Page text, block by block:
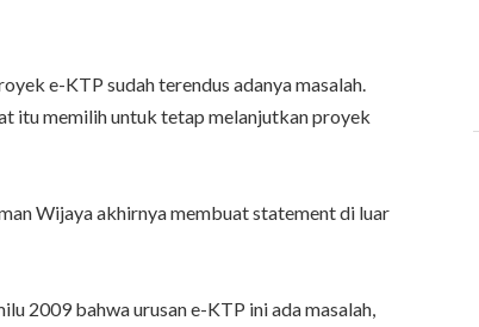
e-KTP sudah terendus adanya masalah.
itu memilih untuk tetap melanjutkan proyek
Wijaya akhirnya membuat statement di luar
2009 bahwa urusan e-KTP ini ada masalah,